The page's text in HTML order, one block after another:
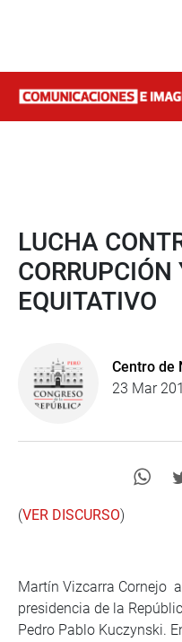
LUCHA
CORRUPCIÓN
EQUITATIVO
Centro de
23 Mar
(VER DISCURSO)
Martín Vizcarra Cornejo
presidencia de la
Pedro Pablo Kuczynski.